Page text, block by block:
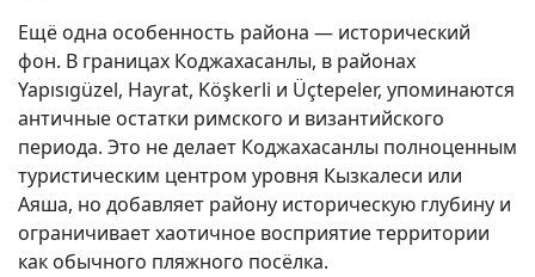
Ещё одна особенность района — исторический
фон. В границах Коджахасанлы, в районах
Yapısıgüzel, Hayrat, Köşkerli и Üçtepeler, упоминаются
античные остатки римского и византийского
периода. Это не делает Коджахасанлы полноценным
туристическим центром уровня Кызкалеси или
Аяша, но добавляет району историческую глубину и
ограничивает хаотичное восприятие территории
как обычного пляжного посёлка.